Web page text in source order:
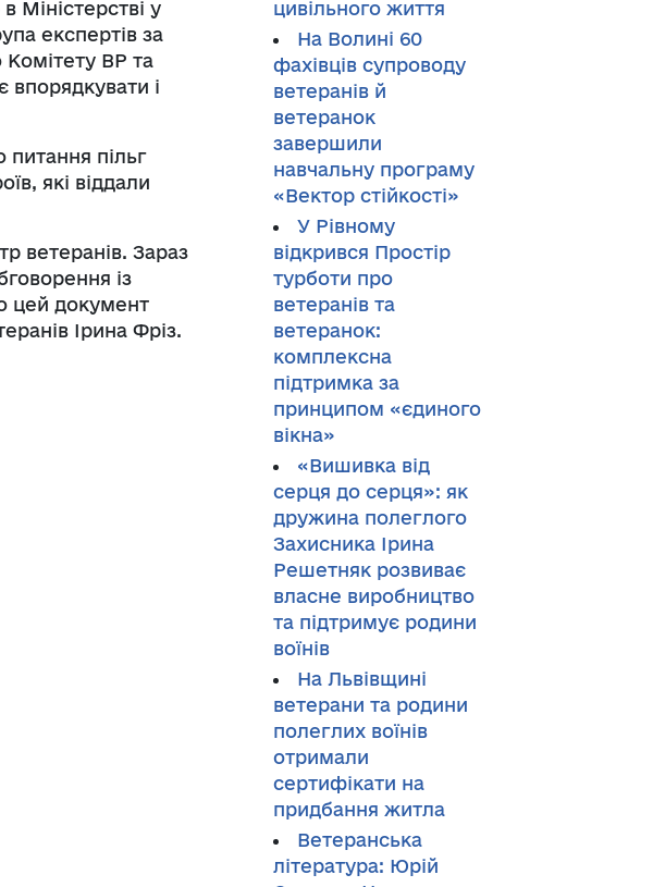
Міністерстві у
експертів за
Комітету ВР та
впорядкувати і
питання пільг
які віддали
ветеранів. Зараз
із
цей документ
Ірина Фріз.
цивільного життя
На Волині 60
фахівців супроводу
ветеранів й
ветеранок
завершили
навчальну програму
«Вектор стійкості»
У Рівному
відкрився Простір
турботи про
ветеранів та
ветеранок:
комплексна
підтримка за
принципом «єдиного
вікна»
«Вишивка від
серця до серця»: як
дружина полеглого
Захисника Ірина
Решетняк розвиває
власне виробництво
та підтримує родини
воїнів
На Львівщині
ветерани та родини
полеглих воїнів
отримали
сертифікати на
придбання житла
Ветеранська
література: Юрій